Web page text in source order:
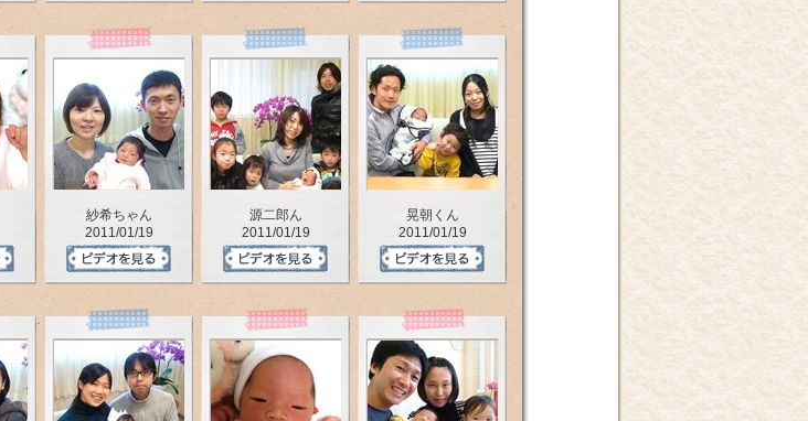
紗希ちゃん
2011/01/19
源二郎ん
2011/01/19
晃朝くん
2011/01/19